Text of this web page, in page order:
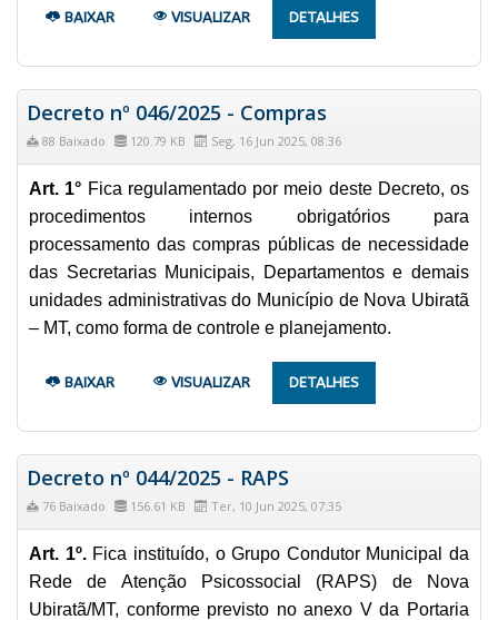
BAIXAR VISUALIZAR DETALHES
Decreto nº 046/2025 - Compras
88 Baixado 120.79 KB Seg, 16 Jun 2025, 08:36
Art. 1° Fica regulamentado por meio deste Decreto, os
procedimentos internos obrigatórios para
processamento das compras públicas de necessidade
das Secretarias Municipais, Departamentos e demais
unidades administrativas do Município de Nova Ubiratã
– MT, como forma de controle e planejamento.
BAIXAR VISUALIZAR DETALHES
Decreto nº 044/2025 - RAPS
76 Baixado 156.61 KB Ter, 10 Jun 2025, 07:35
Art. 1º.Fica instituído, o Grupo Condutor Municipal da
Rede de Atenção Psicossocial (RAPS) de Nova
Ubiratã/MT, conforme previsto no anexo V da Portaria